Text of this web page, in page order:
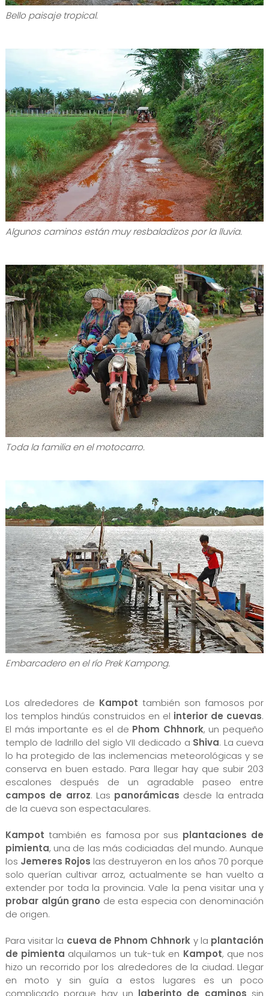
Bello paisaje tropical.
Algunos caminos están muy resbaladizos por la lluvia.
Toda la familia en el motocarro.
Embarcadero en el río Prek Kampong.
Los alrededores de Kampottambién son famosos por
los templos hindús construidos en el interior de cuevas.
El más importante es el de Phom Chhnork, un pequeño
templo de ladrillo del siglo VII dedicado a Shiva. La cueva
lo ha protegido de las inclemencias meteorológicas y se
conserva en buen estado. Para llegar hay que subir 203
escalones después de un agradable paseo entre
campos de arroz. Las panorámicas desde la entrada
de la cueva son espectaculares.
Kampot también es famosa por sus plantaciones de
pimienta, una de las más codiciadas del mundo. Aunque
los Jemeres Rojos las destruyeron en los años 70 porque
solo querían cultivar arroz, actualmente se han vuelto a
extender por toda la provincia. Vale la pena visitar una y
probar algún grano de esta especia con denominación
de origen.
Para visitar la cueva de Phnom Chhnork y la plantación
de pimienta alquilamos un tuk-tuk en Kampot, que nos
hizo un recorrido por los alrededores de la ciudad. Llegar
en moto y sin guía a estos lugares es un poco